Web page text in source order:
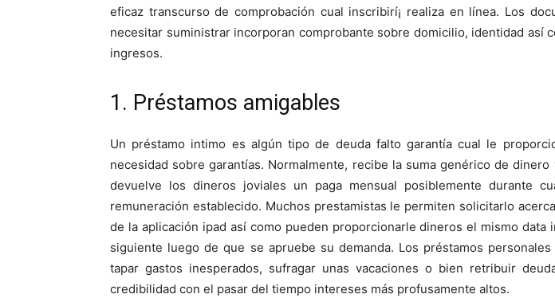
eficaz transcurso de comprobación cual inscribirí¡ realiza en línea. Los
necesitar suministrar incorporan comprobante sobre domicilio, identidad así­
ingresos.
1. Préstamos amigables
Un préstamo intimo es algún tipo de deuda falto garantía cual le
necesidad sobre garantías. Normalmente, recibe la suma genérico de dinero
devuelve los dineros joviales un paga mensual posiblemente durante
remuneración establecido. Muchos prestamistas le permiten solicitarlo
de la aplicación ipad así­ como pueden proporcionarle dineros el mismo data
siguiente luego de que se apruebe su demanda. Los préstamos
tapar gastos inesperados, sufragar unas vacaciones o bien retribuir
credibilidad con el pasar del tiempo intereses más profusamente altos.